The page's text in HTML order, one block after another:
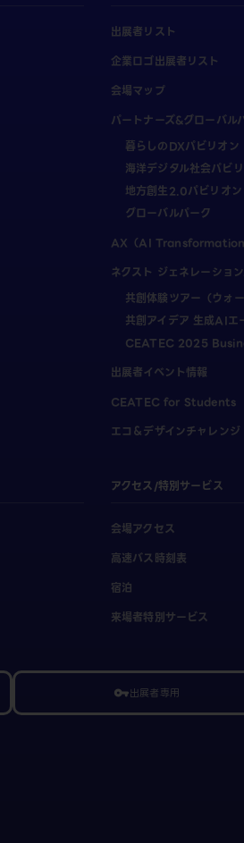
出展者リスト
企業ロゴ出展者リスト
会場マップ
パートナーズ&グローバル
暮らしのDXパビリオン
海洋デジタル社会パビ
地方創生2.0パビリオン
グローバルパーク
AX（AI Transformation
ネクスト ジェネレーショ
共創体験ツアー（ウォ
共創アイデア 生成AIエ
CEATEC 2025
出展者イベント情報
CEATEC for Students
エコ＆デザインチャレンジ
アクセス/特別サービス
会場アクセス
高速バス時刻表
宿泊
来場者特別サービス
vpn_key出展者専用